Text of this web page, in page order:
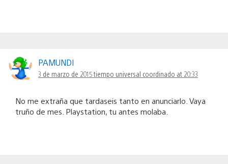
PAMUNDI
3 de marzo de 2015 tiempo universal coordinado at 20:33
No me extraña que tardaseis tanto en anunciarlo. Vaya
truño de mes. Playstation, tu antes molaba.